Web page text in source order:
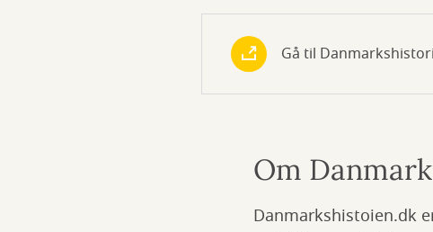
Gå til
Om
Danmarkshistoien.dk